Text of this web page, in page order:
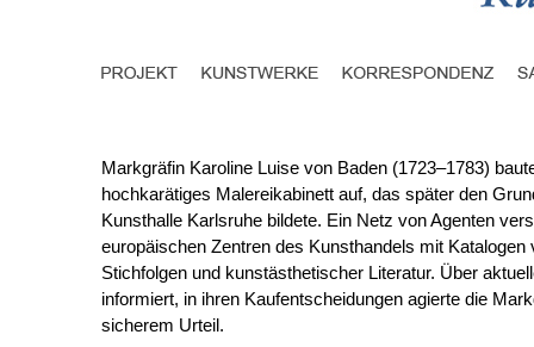
Markgräfin Karoline Luise von Baden (1723–1783)
hochkarätiges Malereikabinett auf, das später den
Kunsthalle Karlsruhe bildete. Ein Netz von Agenten
europäischen Zentren des Kunsthandels mit Katalogen
Stichfolgen und kunstästhetischer Literatur. Über
informiert, in ihren Kaufentscheidungen agierte die
sicherem Urteil.